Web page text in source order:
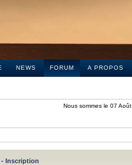
NEWS FORUM A PROPOS
Nous sommes le 07
Inscription